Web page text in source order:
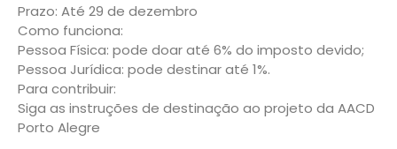
Prazo: Até 29 de dezembro
Como funciona:
Pessoa Física: pode doar até 6% do imposto devido;
Pessoa Jurídica: pode destinar até 1%.
Para contribuir:
Siga as instruções de destinação ao projeto da AACD
Porto Alegre